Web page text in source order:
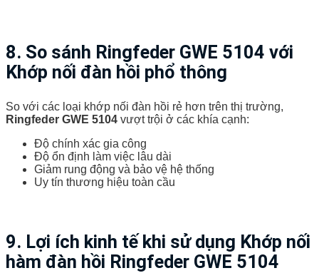
8. So sánh Ringfeder GWE 5104 với
Khớp nối đàn hồi phổ thông
So với các loại khớp nối đàn hồi rẻ hơn trên thị trường,
Ringfeder GWE 5104 vượt trội ở các khía cạnh:
Độ chính xác gia công
Độ ổn định làm việc lâu dài
Giảm rung động và bảo vệ hệ thống
Uy tín thương hiệu toàn cầu
9. Lợi ích kinh tế khi sử dụng Khớp nối
hàm đàn hồi Ringfeder GWE 5104